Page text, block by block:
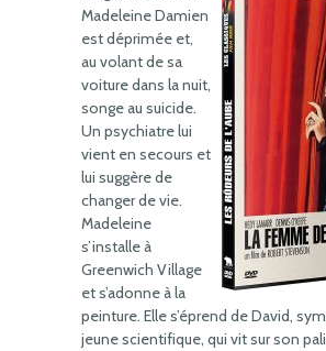
Madeleine Damien
est déprimée et,
au volant de sa
voiture dans la nuit,
songe au suicide.
Un psychiatre lui
vient en secours et
lui suggère de
changer de vie.
Madeleine
s’installe à
Greenwich Village
et s’adonne à la
peinture. Elle s’éprend de David,
jeune scientifique, qui vit sur son